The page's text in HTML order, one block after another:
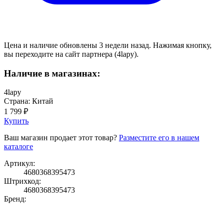
Цена и наличие обновлены 3 недели назад. Нажимая кнопку,
вы переходите на сайт партнера (4lapy).
Наличие в магазинах:
4lapy
Страна: Китай
1 799 ₽
Купить
Ваш магазин продает этот товар? Разместите его в нашем
каталоге
Артикул:
4680368395473
Штрихкод:
4680368395473
Бренд: